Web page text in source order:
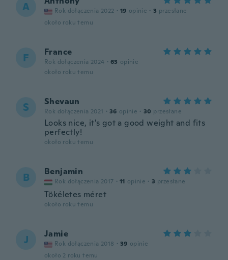
A Rok dołączenia 2022 · 19 opinie · 3 przesłane
około roku temu
F France
Rok dołączenia 2024 · 63 opinie
około roku temu
S Shevaun
Rok dołączenia 2021 · 36 opinie · 30 przesłane
Looks nice, it's got a good weight and fits
perfectly!
około roku temu
B Benjamin
Rok dołączenia 2017 · 11 opinie · 3 przesłane
Tökéletes méret
około roku temu
J Jamie
Rok dołączenia 2018 · 39 opinie
około 2 roku temu